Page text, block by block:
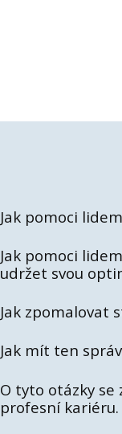
Jak pomoci
Jak pomoci
udržet svou
Jak zpomalovat
Jak mít ten
O tyto otázky se
profesní kariéru.